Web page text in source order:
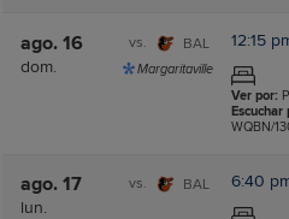
ago. 16
dom.
vs. BAL
Margaritaville
12:15
Ver por:
Escuchar
WQBN/
ago. 17
lun.
vs. BAL 6:40